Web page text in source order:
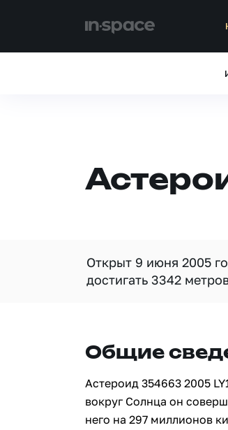
Открыт 9 июня 2005
достигать 3342
Общие
Астероид 354663 2005
вокруг Солнца он
него на 297 миллионов